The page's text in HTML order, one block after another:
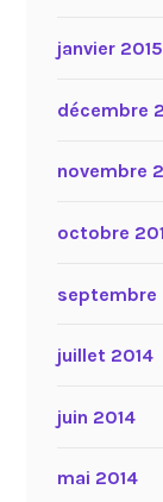
janvier 2015
décembre
novembre
octobre
septembre
juillet 2014
juin 2014
mai 2014